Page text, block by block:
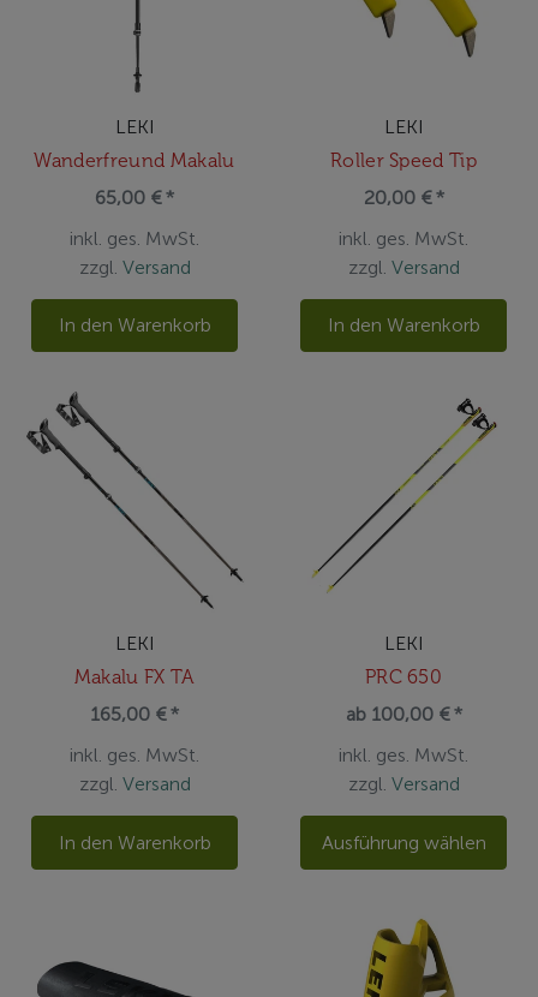
LEKI
Wanderfreund Makalu
65,00 € *
inkl. ges. MwSt.
zzgl. Versand
In den Warenkorb
LEKI
Roller Speed Tip
20,00 € *
inkl. ges. MwSt.
zzgl. Versand
In den Warenkorb
LEKI
Makalu FX TA
165,00 € *
inkl. ges. MwSt.
zzgl. Versand
In den Warenkorb
LEKI
PRC 650
ab 100,00 € *
inkl. ges. MwSt.
zzgl. Versand
Ausführung wählen